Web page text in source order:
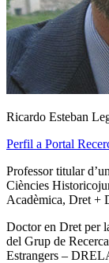
Ricardo Esteban
Perfil a Portal
Professor titular
Ciències
Acadèmica, Dret +
Doctor en Dret per
del Grup de
Estrangers –